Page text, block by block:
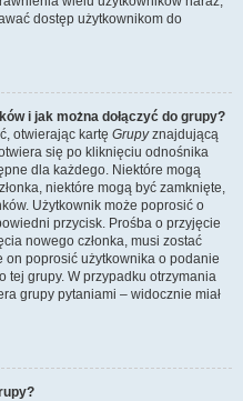
dostęp użytkownikom do
i jak można dołączyć do grupy?
otwierając kartę Grupyznajdującą
się po kliknięciu odnośnika
dla każdego. Niektóre mogą
niektóre mogą być zamknięte,
Użytkownik może poprosić o
przycisk. Prośba o przyjęcie
nowego członka, musi zostać
on poprosić użytkownika o podanie
tej grupy. W przypadku otrzymania
grupy pytaniami – widocznie miał